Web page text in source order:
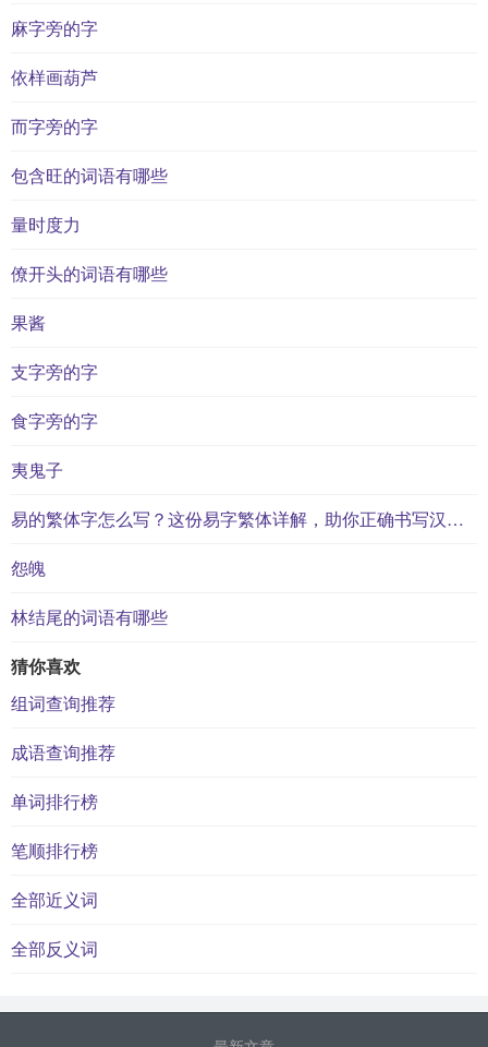
麻字旁的字
依样画葫芦
而字旁的字
包含旺的词语有哪些
量时度力
僚开头的词语有哪些
果酱
支字旁的字
食字旁的字
夷鬼子
易的繁体字怎么写？这份易字繁体详解，助你正确书写汉字_汉字繁体学习
怨魄
林结尾的词语有哪些
猜你喜欢
组词查询推荐
成语查询推荐
单词排行榜
笔顺排行榜
全部近义词
全部反义词